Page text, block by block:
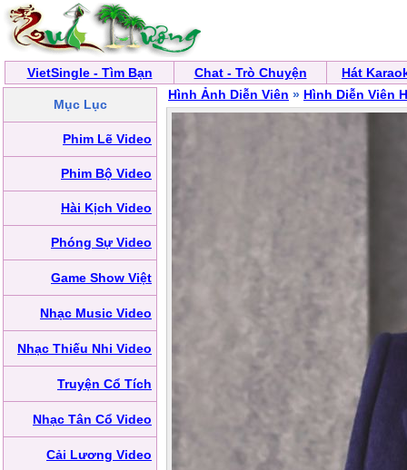
VietSingle - Tìm Bạn Chat - Trò Chuyện Hát
Mục Lục
Phim Lẽ Video
Phim Bộ Video
Hài Kịch Video
Phóng Sự Video
Game Show Việt
Nhạc Music Video
Nhạc Thiếu Nhi Video
Truyện Cổ Tích
Nhạc Tân Cổ Video
Cải Lương Video
Hình Ảnh Diễn Viên » Hình Diễn Viên